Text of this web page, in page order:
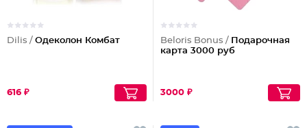
Dilis / Одеколон Комбат
616 ₽
Beloris Bonus / Подарочная
карта 3000 руб
3000 ₽